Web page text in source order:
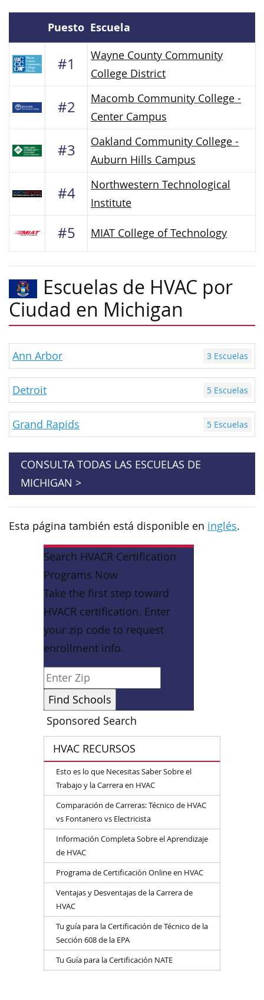
Search HVACR Certification
Programs Now
Take the first step toward
HVACR certification. Enter
your zip code to request
enrollment info.
Sponsored Search
HVAC RECURSOS
Esto es lo que Necesitas Saber Sobre el
Trabajo y la Carrera en HVAC
Comparación de Carreras: Técnico de HVAC
vs Fontanero vs Electricista
Información Completa Sobre el Aprendizaje
de HVAC
Programa de Certificación Online en HVAC
Ventajas y Desventajas de la Carrera de
HVAC
Tu guía para la Certificación de Técnico de la
Sección 608 de la EPA
Tu Guía para la Certificación NATE
Puesto Escuela
#1
Wayne County Community
College District
#2
Macomb Community College -
Center Campus
#3
Oakland Community College -
Auburn Hills Campus
#4
Northwestern Technological
Institute
#5 MIAT College of Technology
Escuelas de HVAC por
Ciudad en Michigan
Ann Arbor 3 Escuelas
Detroit 5 Escuelas
Grand Rapids 5 Escuelas
CONSULTA TODAS LAS ESCUELAS DE
MICHIGAN >
Esta página también está disponible en inglés.